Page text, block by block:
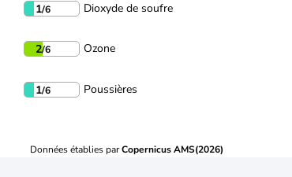
1/6 Dioxyde de soufre
2/6 Ozone
1/6 Poussières
Données établies parCopernicus AMS(2026)